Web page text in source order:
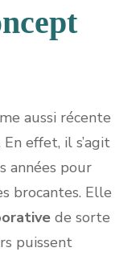
aussi récente
effet, il s’agit
années pour
brocantes. Elle
de sorte
puissent